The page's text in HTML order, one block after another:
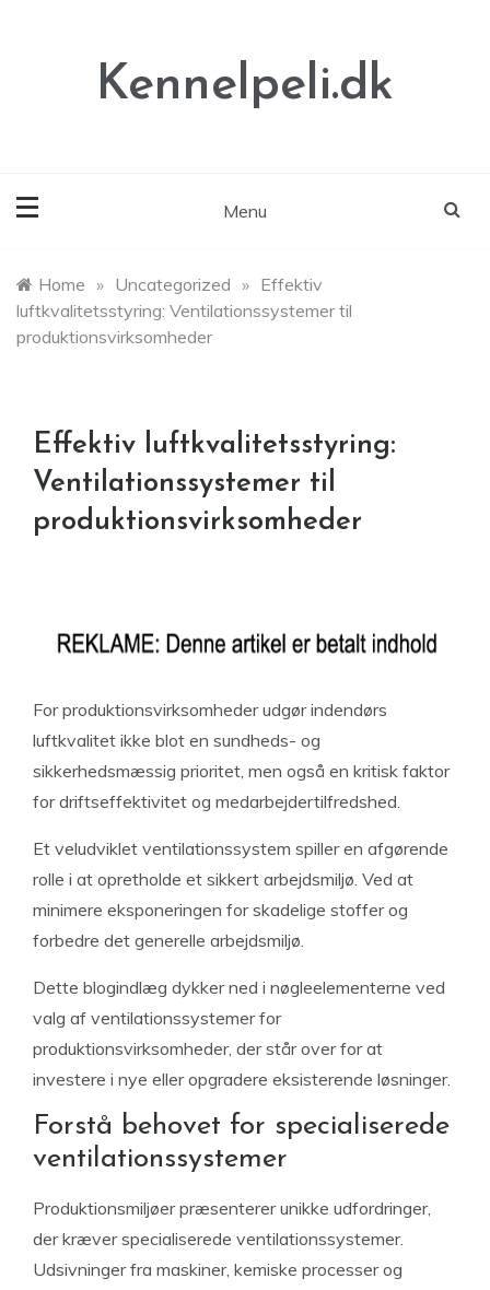
Kennelpeli.dk
Menu
Home » Uncategorized » Effektiv
luftkvalitetsstyring: Ventilationssystemer til
produktionsvirksomheder
Effektiv luftkvalitetsstyring:
Ventilationssystemer til
produktionsvirksomheder
For produktionsvirksomheder udgør indendørs
luftkvalitet ikke blot en sundheds- og
sikkerhedsmæssig prioritet, men også en kritisk faktor
for driftseffektivitet og medarbejdertilfredshed.
Et veludviklet ventilationssystem spiller en afgørende
rolle i at opretholde et sikkert arbejdsmiljø. Ved at
minimere eksponeringen for skadelige stoffer og
forbedre det generelle arbejdsmiljø.
Dette blogindlæg dykker ned i nøgleelementerne ved
valg af ventilationssystemer for
produktionsvirksomheder, der står over for at
investere i nye eller opgradere eksisterende løsninger.
Forstå behovet for specialiserede
ventilationssystemer
Produktionsmiljøer præsenterer unikke udfordringer,
der kræver specialiserede ventilationssystemer.
Udsivninger fra maskiner, kemiske processer og